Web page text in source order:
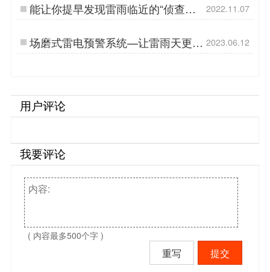
能让你提早发现雷雨临近的“侦查
员”出现了！雷电预警系统【易造防
雷】…
2022.11.07
场磨式雷电预警系统—让雷雨天更安
心-易造防雷…
2023.06.12
用户评论
我要评论
( 内容最多500个字 )
重写 提交